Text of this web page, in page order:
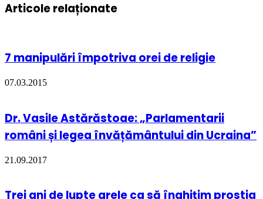
Articole relaționate
7 manipulări împotriva orei de religie
07.03.2015
Dr. Vasile Astărăstoae: „Parlamentarii
români și legea învățământului din Ucraina”
21.09.2017
Trei ani de lupte grele ca să înghițim prostia